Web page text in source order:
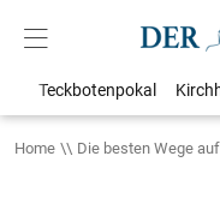
Teckbotenpokal
Home Die besten Wege